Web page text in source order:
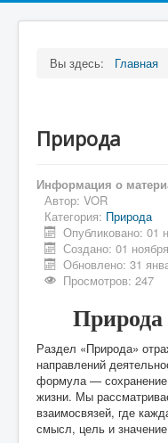
Вы здесь: Главная
Природа
Информация о
Автор: VOR
Категория: Природа
Опубликовано: 01
Создано: 01
Обновлено: 31
Просмотров: 247
Раздел «Природа»
направлений
формула — сохранение
жизни. Мы
взаимосвязей, где
смысл, цель и